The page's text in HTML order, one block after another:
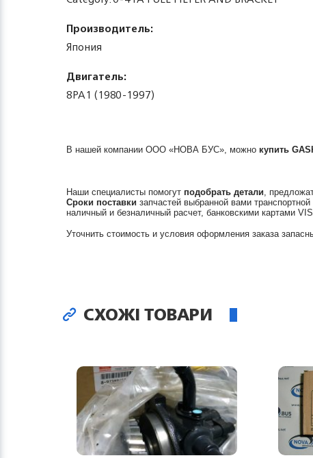
Производитель:
Япония
Двигатель:
8PA1 (1980-1997)
В нашей компании ООО «НОВА БУС», можно купить
Наши специалисты помогут подобрать детали,
Сроки поставки запчастей выбранной вами
наличный и безналичный расчет, банковскими картами
Уточнить стоимость и условия оформления заказа
СХОЖІ ТОВАРИ